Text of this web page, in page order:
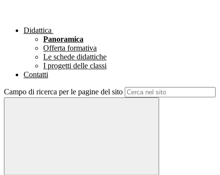
Didattica
Panoramica
Offerta formativa
Le schede didattiche
I progetti delle classi
Contatti
Campo di ricerca per le pagine del sito